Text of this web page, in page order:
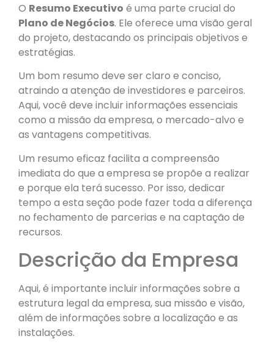
O Resumo Executivo é uma parte crucial do
Plano de Negócios. Ele oferece uma visão geral
do projeto, destacando os principais objetivos e
estratégias.
Um bom resumo deve ser claro e conciso,
atraindo a atenção de investidores e parceiros.
Aqui, você deve incluir informações essenciais
como a missão da empresa, o mercado-alvo e
as vantagens competitivas.
Um resumo eficaz facilita a compreensão
imediata do que a empresa se propõe a realizar
e porque ela terá sucesso. Por isso, dedicar
tempo a esta seção pode fazer toda a diferença
no fechamento de parcerias e na captação de
recursos.
Descrição da Empresa
Aqui, é importante incluir informações sobre a
estrutura legal da empresa, sua missão e visão,
além de informações sobre a localização e as
instalações.